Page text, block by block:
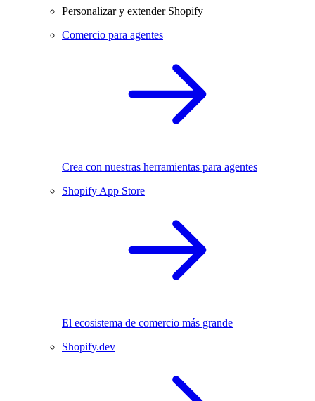
Personalizar y extender Shopify
Comercio para agentes
Crea con nuestras herramientas para agentes
Shopify App Store
El ecosistema de comercio más grande
Shopify.dev